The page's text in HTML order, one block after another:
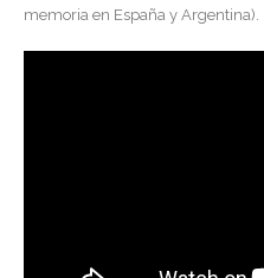
memoria en España y Argentina).